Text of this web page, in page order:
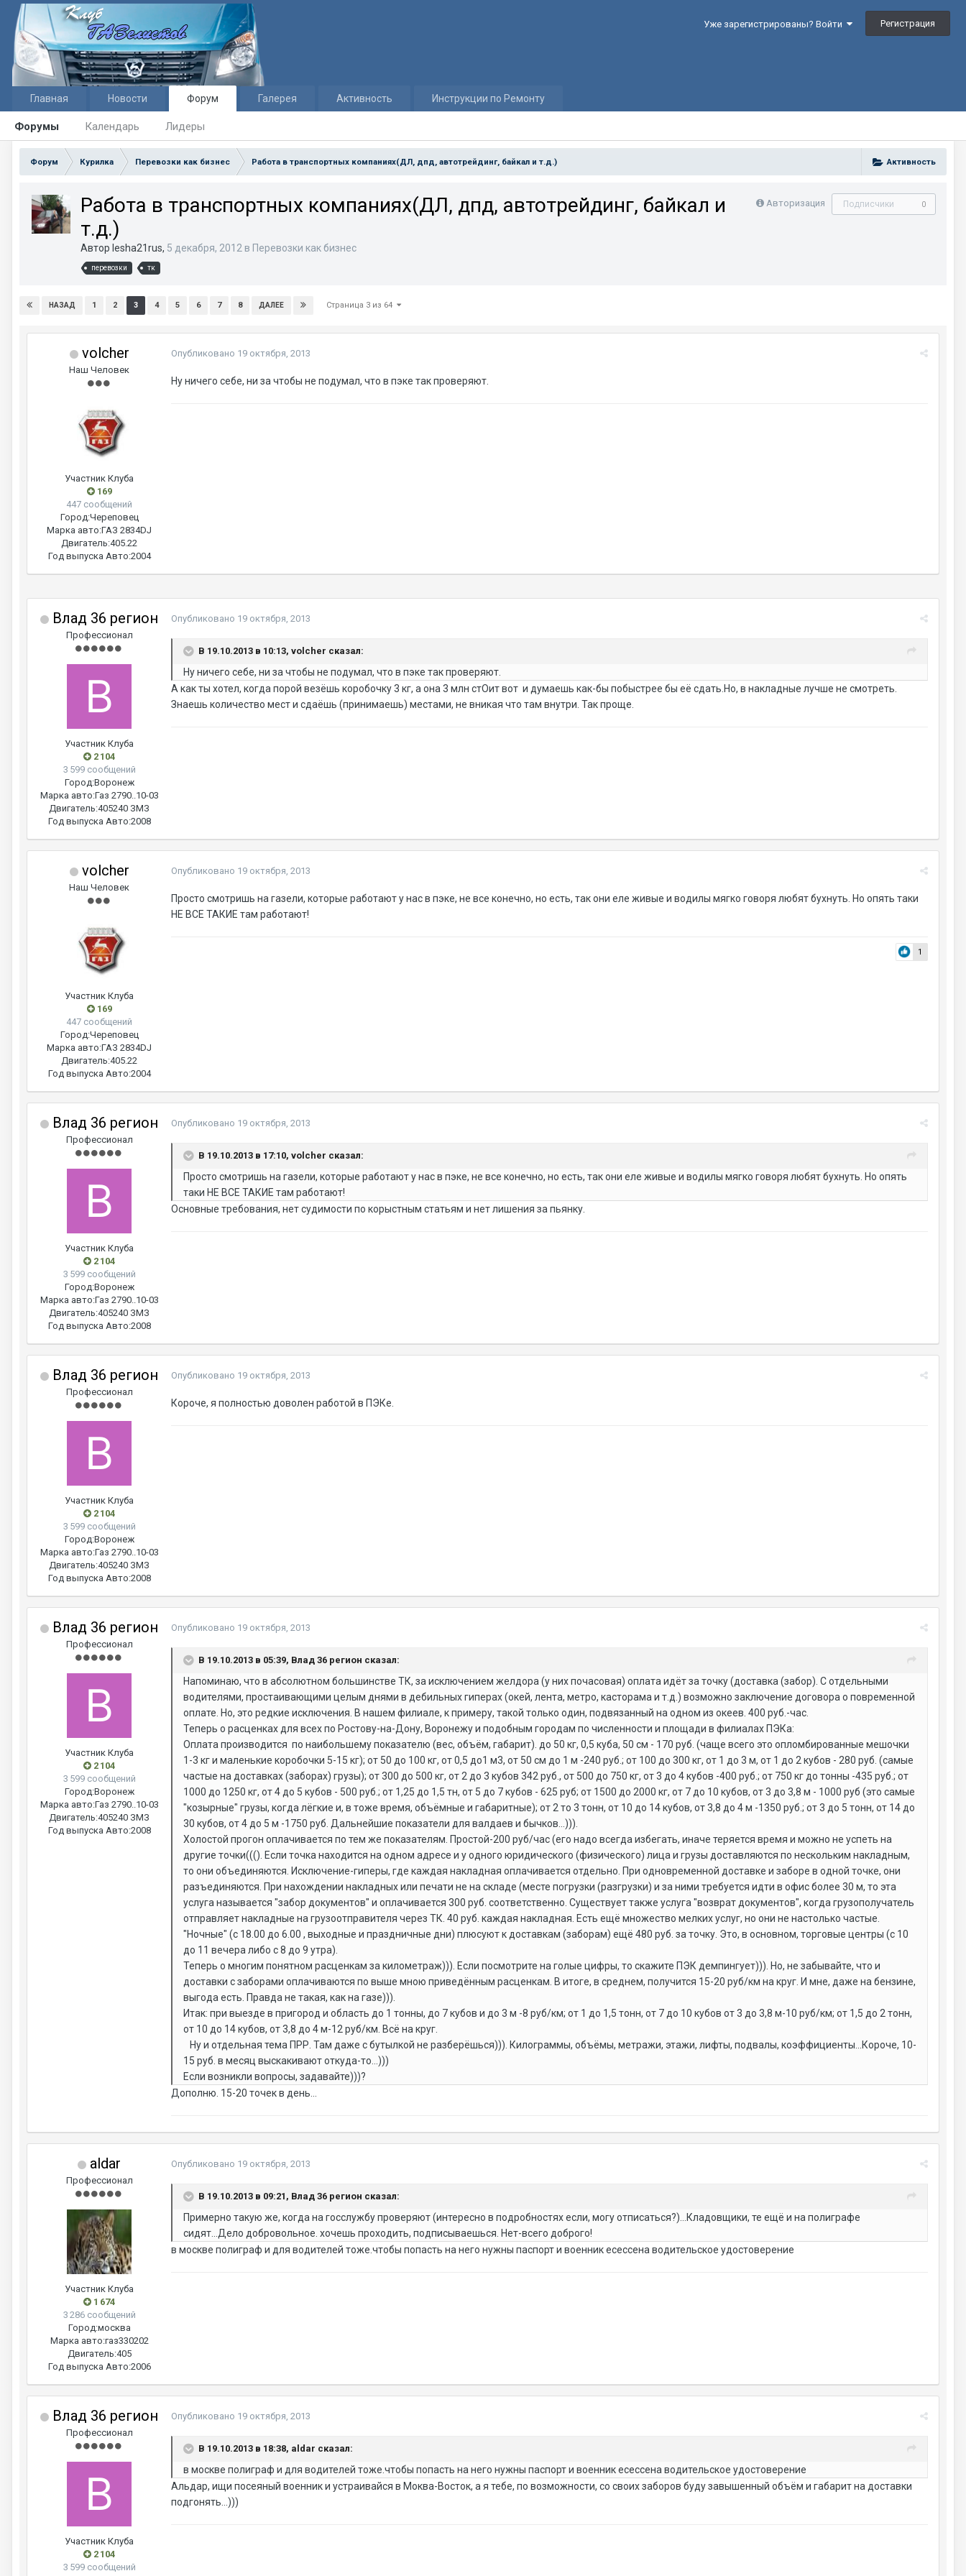
Уже зарегистрированы? Войти Регистрация
Главная Новости Форум
Форумы Календарь Лидеры
Галерея Активность Инструкции по Ремонту
Активность
Форум Курилка Перевозки как бизнес Работа в транспортных компаниях(ДЛ, дпд, автотрейдинг, байкал и т.д.)
Авторизация Подписчики 0
Работа в транспортных компаниях(ДЛ, дпд, автотрейдинг, байкал и
т.д.)
Автор lesha21rus, 5 декабря, 2012 в Перевозки как бизнес
перевозки тк
НАЗАД 1 2 3 4 5 6 7 8 ДАЛЕЕ Страница 3 из 64
volcher
Наш Человек
Участник Клуба
169
447 сообщений
Город:Череповец
Марка авто:ГАЗ 2834DJ
Двигатель:405.22
Год выпуска Авто:2004
Опубликовано 19 октября, 2013
Ну ничего себе, ни за чтобы не подумал, что в пэке так проверяют.
Влад 36 регион
Профессионал
Участник Клуба
2 104
3 599 сообщений
Город:Воронеж
Марка авто:Газ 2790..10-03
Двигатель:405240 ЗМЗ
Год выпуска Авто:2008
Опубликовано 19 октября, 2013
В 19.10.2013 в 10:13, volcher сказал:
Ну ничего себе, ни за чтобы не подумал, что в пэке так проверяют.
А как ты хотел, когда порой везёшь коробочку 3 кг, а она 3 млн стОит вот и думаешь как-бы побыстрее бы её сдать.Но, в накладные лучше не смотреть.
Знаешь количество мест и сдаёшь (принимаешь) местами, не вникая что там внутри. Так проще.
volcher
Наш Человек
Участник Клуба
169
447 сообщений
Город:Череповец
Марка авто:ГАЗ 2834DJ
Двигатель:405.22
Год выпуска Авто:2004
Опубликовано 19 октября, 2013
Просто смотришь на газели, которые работают у нас в пэке, не все конечно, но есть, так они еле живые и водилы мягко говоря любят бухнуть. Но опять таки
НЕ ВСЕ ТАКИЕ там работают!
1
Влад 36 регион
Профессионал
Участник Клуба
2 104
3 599 сообщений
Город:Воронеж
Марка авто:Газ 2790..10-03
Двигатель:405240 ЗМЗ
Год выпуска Авто:2008
Опубликовано 19 октября, 2013
В 19.10.2013 в 17:10, volcher сказал:
Просто смотришь на газели, которые работают у нас в пэке, не все конечно, но есть, так они еле живые и водилы мягко говоря любят бухнуть. Но опять
таки НЕ ВСЕ ТАКИЕ там работают!
Основные требования, нет судимости по корыстным статьям и нет лишения за пьянку.
Влад 36 регион
Профессионал
Участник Клуба
2 104
3 599 сообщений
Город:Воронеж
Марка авто:Газ 2790..10-03
Двигатель:405240 ЗМЗ
Год выпуска Авто:2008
Опубликовано 19 октября, 2013
Короче, я полностью доволен работой в ПЭКе.
Влад 36 регион
Профессионал
Участник Клуба
2 104
3 599 сообщений
Город:Воронеж
Марка авто:Газ 2790..10-03
Двигатель:405240 ЗМЗ
Год выпуска Авто:2008
Опубликовано 19 октября, 2013
В 19.10.2013 в 05:39, Влад 36 регион сказал:
Напоминаю, что в абсолютном большинстве ТК, за исключением желдора (у них почасовая) оплата идёт за точку (доставка (забор). С отдельными
водителями, простаивающими целым днями в дебильных гиперах (окей, лента, метро, касторама и т.д.) возможно заключение договора о повременной
оплате. Но, это редкие исключения. В нашем филиале, к примеру, такой только один, подвязанный на одном из океев. 400 руб.-час.
Теперь о расценках для всех по Ростову-на-Дону, Воронежу и подобным городам по численности и площади в филиалах ПЭКа:
Оплата производится по наибольшему показателю (вес, объём, габарит). до 50 кг, 0,5 куба, 50 см - 170 руб. (чаще всего это опломбированные мешочки
1-3 кг и маленькие коробочки 5-15 кг); от 50 до 100 кг, от 0,5 до1 м3, от 50 см до 1 м -240 руб.; от 100 до 300 кг, от 1 до 3 м, от 1 до 2 кубов - 280 руб. (самые
частые на доставках (заборах) грузы); от 300 до 500 кг, от 2 до 3 кубов 342 руб., от 500 до 750 кг, от 3 до 4 кубов -400 руб.; от 750 кг до тонны -435 руб.; от
1000 до 1250 кг, от 4 до 5 кубов - 500 руб.; от 1,25 до 1,5 тн, от 5 до 7 кубов - 625 руб; от 1500 до 2000 кг, от 7 до 10 кубов, от 3 до 3,8 м - 1000 руб (это самые
"козырные" грузы, когда лёгкие и, в тоже время, объёмные и габаритные); от 2 то 3 тонн, от 10 до 14 кубов, от 3,8 до 4 м -1350 руб.; от 3 до 5 тонн, от 14 до
30 кубов, от 4 до 5 м -1750 руб. Дальнейшие показатели для валдаев и бычков...))).
Холостой прогон оплачивается по тем же показателям. Простой-200 руб/час (его надо всегда избегать, иначе теряется время и можно не успеть на
другие точки(((). Если точка находится на одном адресе и у одного юридического (физического) лица и грузы доставляются по нескольким накладным,
то они объединяются. Исключение-гиперы, где каждая накладная оплачивается отдельно. При одновременной доставке и заборе в одной точке, они
разъединяются. При нахождении накладных или печати не на складе (месте погрузки (разгрузки) и за ними требуется идти в офис более 30 м, то эта
услуга называется "забор документов" и оплачивается 300 руб. соответственно. Существует также услуга "возврат документов", когда грузополучатель
отправляет накладные на грузоотправителя через ТК. 40 руб. каждая накладная. Есть ещё множество мелких услуг, но они не настолько частые.
"Ночные" (с 18.00 до 6.00 , выходные и праздничные дни) плюсуют к доставкам (заборам) ещё 480 руб. за точку. Это, в основном, торговые центры (с 10
до 11 вечера либо с 8 до 9 утра).
Теперь о многим понятном расценкам за километраж))). Если посмотрите на голые цифры, то скажите ПЭК демпингует))). Но, не забывайте, что и
доставки с заборами оплачиваются по выше мною приведённым расценкам. В итоге, в среднем, получится 15-20 руб/км на круг. И мне, даже на бензине,
выгода есть. Правда не такая, как на газе))).
Итак: при выезде в пригород и область до 1 тонны, до 7 кубов и до 3 м -8 руб/км; от 1 до 1,5 тонн, от 7 до 10 кубов от 3 до 3,8 м-10 руб/км; от 1,5 до 2 тонн,
от 10 до 14 кубов, от 3,8 до 4 м-12 руб/км. Всё на круг.
Ну и отдельная тема ПРР. Там даже с бутылкой не разберёшься))). Килограммы, объёмы, метражи, этажи, лифты, подвалы, коэффициенты...Короче, 10-
15 руб. в месяц выскакивают откуда-то...)))
Если возникли вопросы, задавайте)))?
Дополню. 15-20 точек в день...
aldar
Профессионал
Участник Клуба
1 674
3 286 сообщений
Город:москва
Марка авто:газ330202
Двигатель:405
Год выпуска Авто:2006
Опубликовано 19 октября, 2013
В 19.10.2013 в 09:21, Влад 36 регион сказал:
Примерно такую же, когда на госслужбу проверяют (интересно в подробностях если, могу отписаться?)...Кладовщики, те ещё и на полиграфе
сидят...Дело добровольное. хочешь проходить, подписываешься. Нет-всего доброго!
в москве полиграф и для водителей тоже.чтобы попасть на него нужны паспорт и военник есессена водительское удостоверение
Влад 36 регион
Профессионал
Участник Клуба
2 104
3 599 сообщений
Опубликовано 19 октября, 2013
В 19.10.2013 в 18:38, aldar сказал:
в москве полиграф и для водителей тоже.чтобы попасть на него нужны паспорт и военник есессена водительское удостоверение
Альдар, ищи посеяный военник и устраивайся в Моква-Восток, а я тебе, по возможности, со своих заборов буду завышенный объём и габарит на доставки
подгонять...)))